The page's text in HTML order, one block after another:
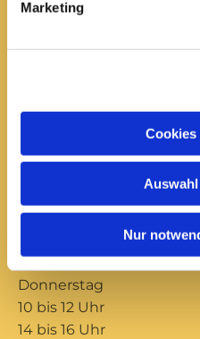
Marketing
Cookies
Nur
Büro Arnstadt
03628 602285
10 bis 12 Uhr
Donnerstag
10 bis 12 Uhr
14 bis 16 Uhr